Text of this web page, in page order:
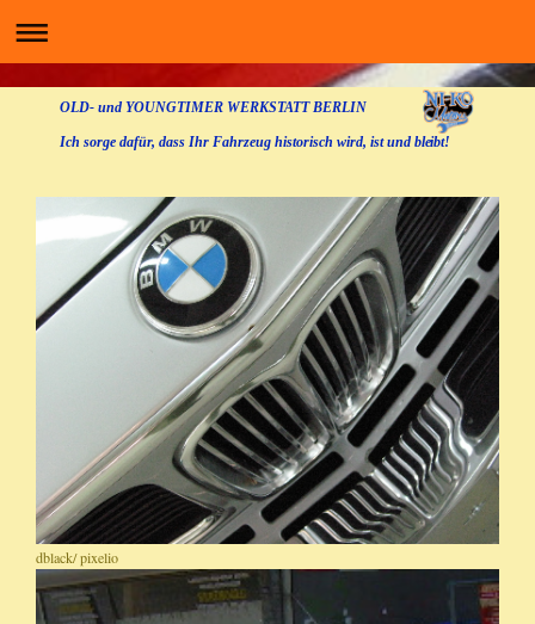
OLD- und YOUNGTIMER WERKSTATT BERLIN
Ich sorge dafür, dass Ihr Fahrzeug historisch wird, ist und bleibt!
dblack/ pixelio